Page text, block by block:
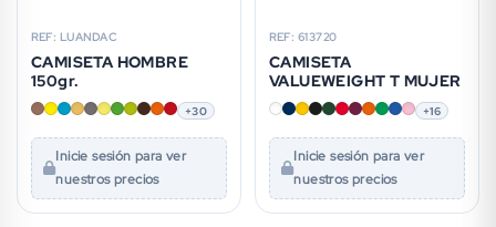
REF: LUANDAC
CAMISETA HOMBRE
150gr.
+30
Inicie sesión para ver
nuestros precios
REF: 613720
CAMISETA
VALUEWEIGHT T MUJER
+16
Inicie sesión para ver
nuestros precios